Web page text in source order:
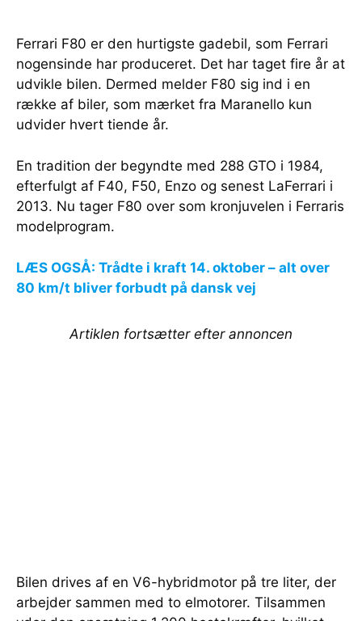
Ferrari F80 er den hurtigste gadebil, som Ferrari
nogensinde har produceret. Det har taget fire år at
udvikle bilen. Dermed melder F80 sig ind i en
række af biler, som mærket fra Maranello kun
udvider hvert tiende år.
En tradition der begyndte med 288 GTO i 1984,
efterfulgt af F40, F50, Enzo og senest LaFerrari i
2013. Nu tager F80 over som kronjuvelen i Ferraris
modelprogram.
LÆS OGSÅ: Trådte i kraft 14. oktober – alt over
80 km/t bliver forbudt på dansk vej
Artiklen fortsætter efter annoncen
Bilen drives af en V6-hybridmotor på tre liter, der
arbejder sammen med to elmotorer. Tilsammen